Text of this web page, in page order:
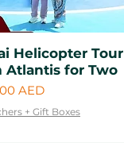
Helicopter Tour
Atlantis for Two
AED
+ Gift Boxes